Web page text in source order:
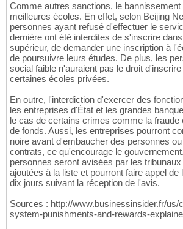
Comme autres sanctions, le
meilleures écoles. En effet, selon Beijing
personnes ayant refusé d'effectuer le
dernière ont été interdites de s'inscrire
supérieur, de demander une inscription à
de poursuivre leurs études. De plus, les
social faible n'auraient pas le droit
certaines écoles privées.
En outre, l'interdiction d'exercer des
les entreprises d'État et les grandes
le cas de certains crimes comme la fraude
de fonds. Aussi, les entreprises pourront
noire avant d'embaucher des personnes
contrats, ce qu'encourage le
personnes seront avisées par les
ajoutées à la liste et pourront faire appel de
dix jours suivant la réception de l'avis.
Sources : http://www.businessinsider.fr/us/
system-punishments-and-rewards-